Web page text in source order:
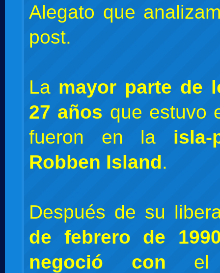
Alegato que
post.
La mayor parte de
27 años que estuvo
fueron en la
Robben Island.
Después de su
de febrero de
negoció con el